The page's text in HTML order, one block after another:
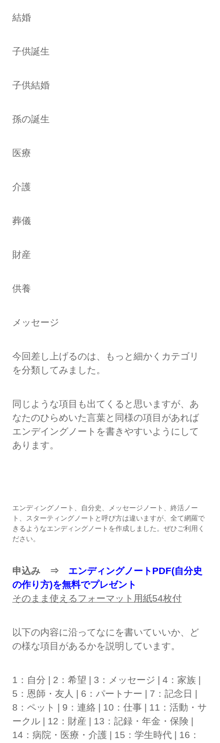
結婚
子供誕生
子供結婚
孫の誕生
医療
介護
葬儀
財産
供養
メッセージ
今回差し上げるのは、もっと細かくカテゴリ
を分類してみました。
同じような項目も出てくると思いますが、あ
なたのひらめいた言葉と同様の項目があれば
エンデイングノートを書きやすいようにして
あります。
エンディングノート、自分史、メッセージノート、終活ノー
ト、スターティングノートと呼び方は違いますが、全て網羅で
きるようなエンディングノートを作成しました。ぜひご利用く
ださい。
申込み ⇒
エンディングノートPDF(自分史
の作り方)を無料でプレゼント
そのまま使えるフォーマット用紙54枚付
以下の内容に沿ってなにを書いていいか、ど
の様な項目があるかを説明しています。
1：自分 | 2：希望 | 3：メッセージ | 4：家族 |
5：恩師・友人 | 6：パートナー | 7：記念日 |
8：ペット | 9：連絡 | 10：仕事 | 11：活動・サ
ークル | 12：財産 | 13：記録・年金・保険 |
14：病院・医療・介護 | 15：学生時代 | 16：